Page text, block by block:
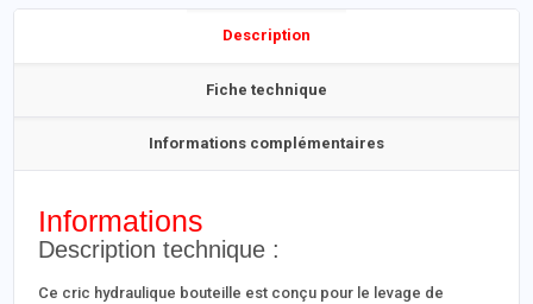
Description
Fiche technique
Informations complémentaires
Informations
Description technique :
Ce cric hydraulique bouteille est conçu pour le levage de